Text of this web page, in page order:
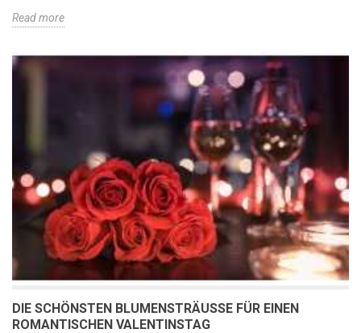
Read more
DIE SCHÖNSTEN BLUMENSTRÄUSSE FÜR EINEN R
OMANTISCHEN VALENTINSTAG